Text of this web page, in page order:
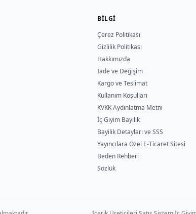
BILGI
Çerez Politikası
Gizlilik Politikası
Hakkımızda
İade ve Değişim
Kargo ve Teslimat
Kullanım Koşulları
KVKK Aydınlatma Metni
İç Giyim Bayilik
Bayilik Detayları ve SSS
Yayıncılara Özel E-Ticaret Sitesi
Beden Rehberi
Sözlük